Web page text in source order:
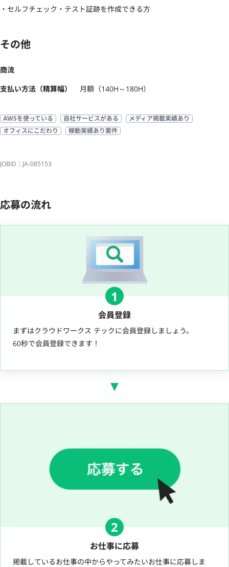
・セルフチェック・テスト証跡を作成できる方
その他
商流
支払い方法（精算幅）
月額（140H～180H）
AWSを使っている 自社サービスがある
メディア掲載実績あり
オフィスにこだわり
稼動実績あり案件
JOBID：JA-085153
応募の流れ
1
会員登録
まずはクラウドワークス テックに会員登録しましょう。
60秒で会員登録できます！
2
お仕事に応募
掲載しているお仕事の中からやってみたいお仕事に応募しま